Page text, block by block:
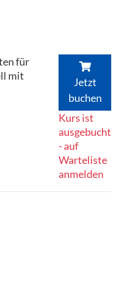
für
mit
Jetzt
buchen
Kurs ist
ausgebucht
- auf
Warteliste
anmelden